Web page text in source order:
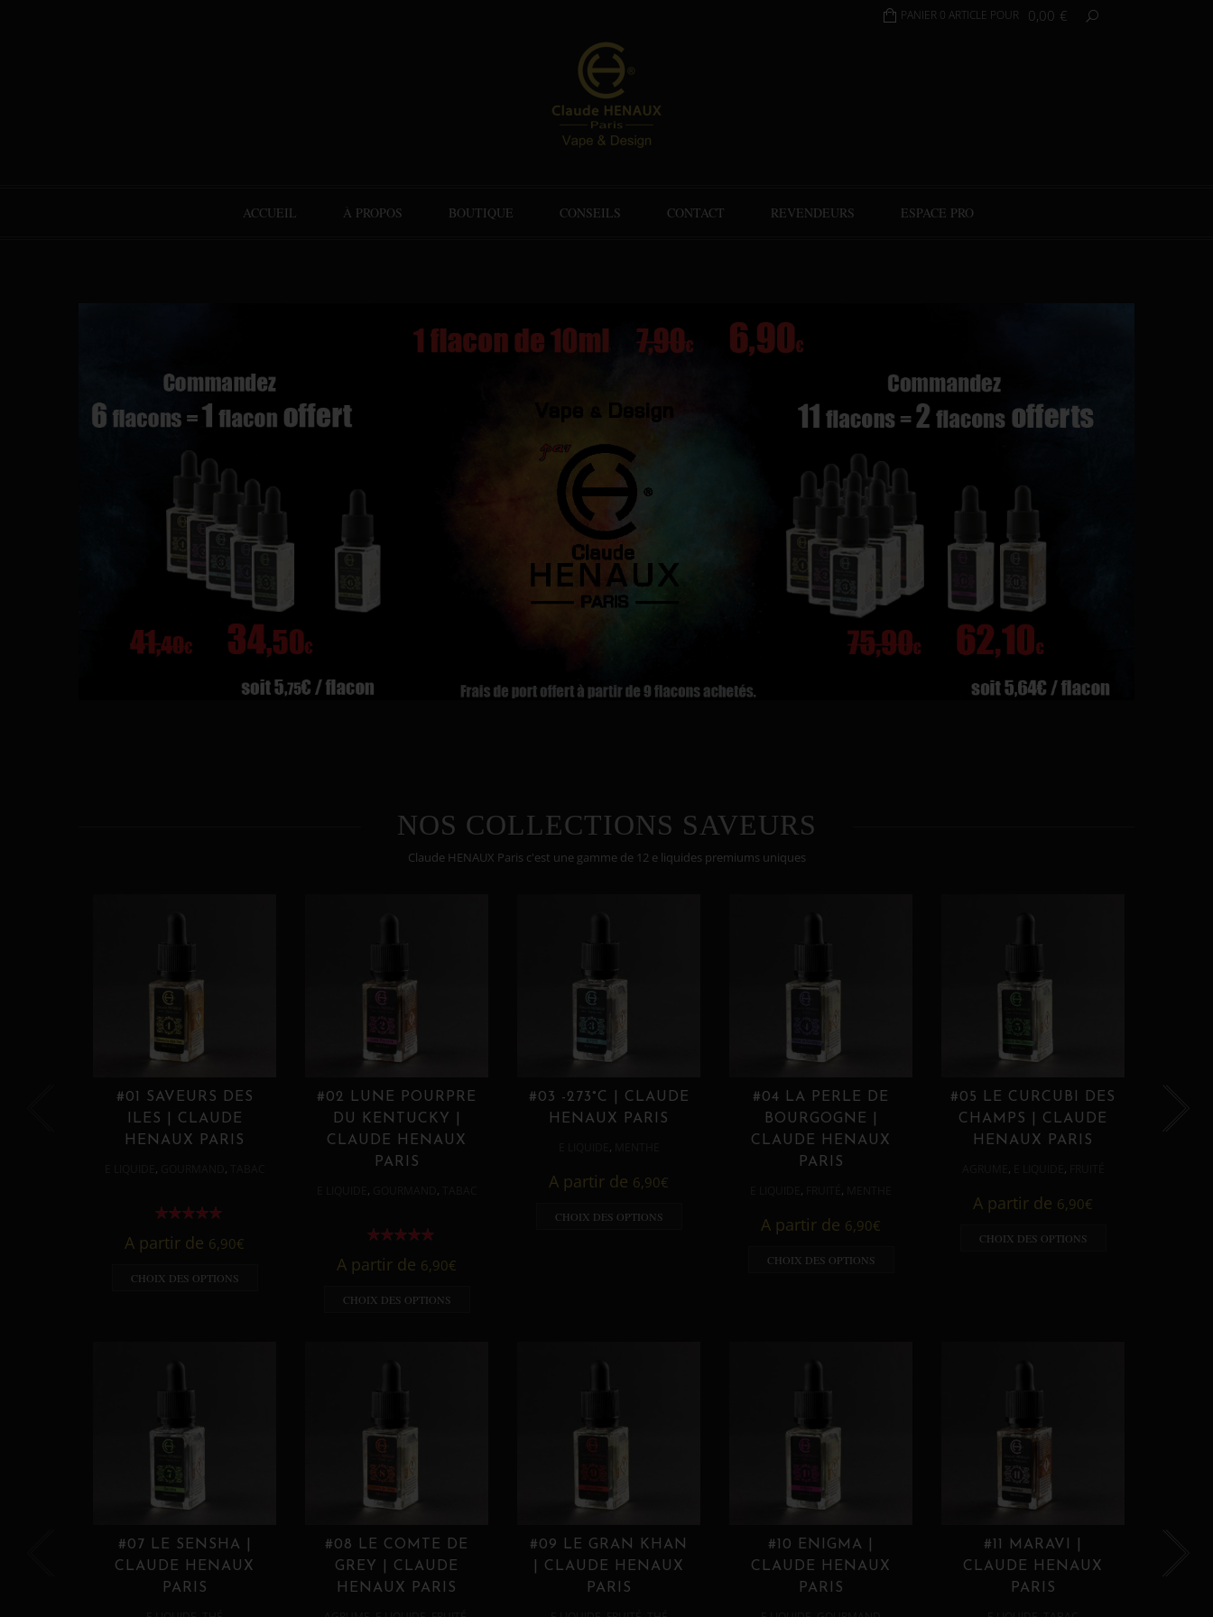
PANIER 0 ARTICLE POUR 0,00 €
ACCUEIL À PROPOS BOUTIQUE CONSEILS CONTACT REVENDEURS ESPACE PRO
NOS COLLECTIONS SAVEURS
Claude HENAUX Paris c'est une gamme de 12 e liquides premiums uniques
#01 SAVEURS DES
ILES | CLAUDE
HENAUX PARIS
, ,
A partir de 6,90€
CHOIX DES OPTIONS
#02 LUNE POURPRE
DU KENTUCKY |
CLAUDE HENAUX
PARIS
, ,
A partir de 6,90€
CHOIX DES OPTIONS
#03 -273°C | CLAUDE
HENAUX PARIS
,
A partir de 6,90€
CHOIX DES OPTIONS
#04 LA PERLE DE
BOURGOGNE |
CLAUDE HENAUX
PARIS
, ,
A partir de 6,90€
CHOIX DES OPTIONS
#05 LE CURCUBI DES
CHAMPS | CLAUDE
HENAUX PARIS
, ,
A partir de 6,90€
CHOIX DES OPTIONS
#07 LE SENSHA |
CLAUDE HENAUX
PARIS
#08 LE COMTE DE
GREY | CLAUDE
HENAUX PARIS
#09 LE GRAN KHAN
| CLAUDE HENAUX
PARIS
#10 ENIGMA |
CLAUDE HENAUX
PARIS
#11 MARAVI |
CLAUDE HENAUX
PARIS